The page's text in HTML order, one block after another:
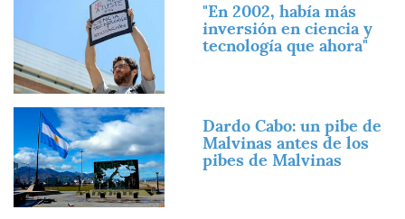
"En 2002, había más
inversión en ciencia y
tecnología que ahora"
Imagen
Dardo Cabo: un pibe de
Malvinas antes de los
pibes de Malvinas